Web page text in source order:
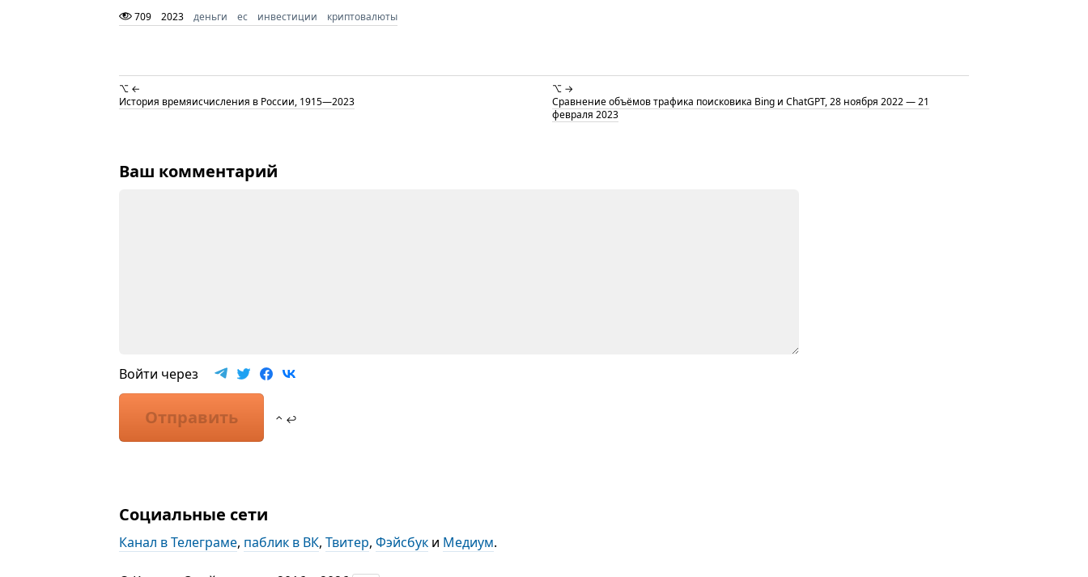
709 2023 деньги ес инвестиции криптовалюты
⌥ ←
История времяисчисления в России, 1915—2023
⌥ →
Сравнение объёмов трафика поисковика Bing и ChatGPT, 28 ноября 2022 — 21
февраля 2023
Ваш комментарий
Войти через
Отправить ⌃ ↩
Социальные сети
Канал в Телеграме, паблик в ВК,Твитер,Фэйсбук и Медиум.